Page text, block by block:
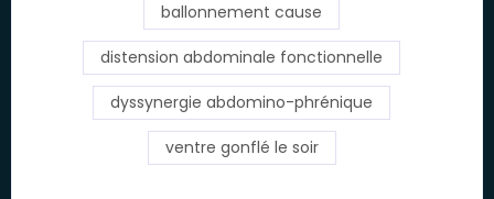
ballonnement cause
distension abdominale fonctionnelle
dyssynergie abdomino-phrénique
ventre gonflé le soir